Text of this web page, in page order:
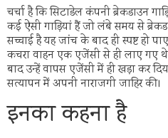
चर्चा है कि सिटाडेल कंपनी ब्रेकडाउन
कई ऐसी गाड़ियां हैं जो लंबे समय से
सच्चाई है यह जांच के बाद ही स्पष्ट हो
कचरा वाहन एक एजेंसी से ही लाए गए
बाद उन्हें वापस एजेंसी में ही खड़ा कर
सत्यापन में अपनी नाराजगी जाहिर की।
इनका कहना है